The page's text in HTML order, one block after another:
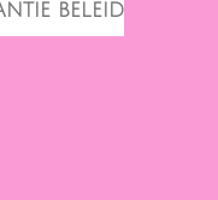
BELEID